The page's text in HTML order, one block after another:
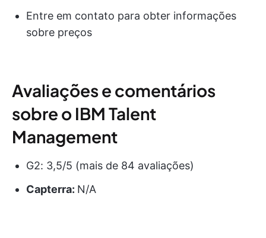
Entre em contato para obter informações
sobre preços
Avaliações e comentários
sobre o IBM Talent
Management
G2: 3,5/5 (mais de 84 avaliações)
Capterra: N/A